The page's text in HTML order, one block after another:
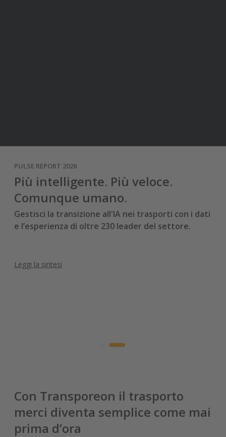
PULSE REPORT 2026
Più intelligente. Più veloce.
Comunque umano.
Gestisci la transizione all'IA nei trasporti con i dati
e l’esperienza di oltre 230 leader del settore.
Leggi la sintesi
Con Transporeon il trasporto
merci diventa semplice come mai
prima d’ora